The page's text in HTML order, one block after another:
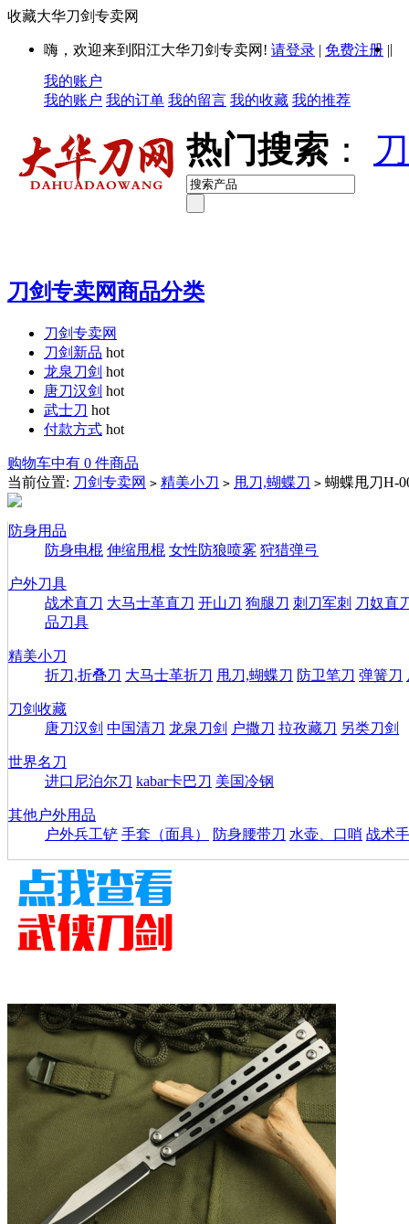
收藏大华刀剑专卖网
嗨，欢迎来到阳江大华刀剑专卖网! 请登录 | 免费注册 ||
我的账户
我的账户 我的订单 我的留言 我的收藏 我的推荐
热门搜索 ：
刀剑专卖网商品分类
刀剑专卖网
刀剑新品 hot
龙泉刀剑 hot
唐刀汉剑 hot
武士刀 hot
付款方式 hot
购物车中有 0 件商品
当前位置: 刀剑专卖网 > 精美小刀 > 甩刀,蝴蝶刀 > 蝴蝶甩刀H-
防身用品
防身电棍 伸缩甩棍 女性防狼喷雾 狩猎弹弓
户外刀具
战术直刀 大马士革直刀 开山刀 狗腿刀 刺刀军刺 刀奴直
品刀具
精美小刀
折刀,折叠刀 大马士革折刀 甩刀,蝴蝶刀 防卫笔刀 弹簧刀
刀剑收藏
唐刀汉剑 中国清刀 龙泉刀剑 户撒刀 拉孜藏刀 另类刀剑
世界名刀
进口尼泊尔刀 kabar卡巴刀 美国冷钢
其他户外用品
户外兵工铲 手套（面具） 防身腰带刀 水壶、口哨 战术